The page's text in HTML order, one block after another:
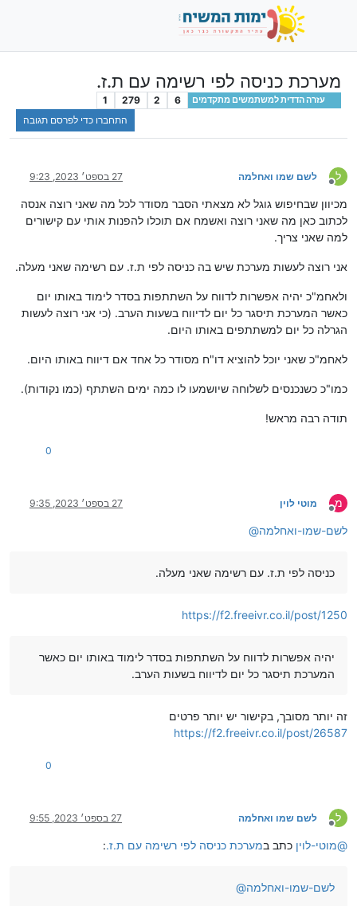
מערכת כניסה לפי רשימה עם ת.ז.
עזרה הדדית למשתמשים מתקדמים 6
2
279
1
התחברו כדי לפרסם תגובה
ל
מנותק
לשם שמו ואחלמה 27 בספט׳ 2023, 9:23
מכיוון שבחיפוש גוגל לא מצאתי הסבר מסודר לכל מה שאני רוצה אנסה
לכתוב כאן מה שאני רוצה ואשמח אם תוכלו להפנות אותי עם קישורים
למה שאני צריך.
אני רוצה לעשות מערכת שיש בה כניסה לפי ת.ז. עם רשימה שאני מעלה.
ולאחמ"כ יהיה אפשרות לדווח על השתתפות בסדר לימוד באותו יום
כאשר המערכת תיסגר כל יום לדיווח בשעות הערב. (כי אני רוצה לעשות
הגרלה כל יום למשתתפים באותו היום.
לאחמ"כ שאני יוכל להוציא דו"ח מסודר כל אחד אם דיווח באותו היום.
כמו"כ כשנכנסים לשלוחה שיושמעו לו כמה ימים השתתף (כמו נקודות).
תודה רבה מראש!
0
מ
מנותק
מוטי לוין 27 בספט׳ 2023, 9:35
@לשם-שמו-ואחלמה
כניסה לפי ת.ז. עם רשימה שאני מעלה.
https://f2.freeivr.co.il/post/1250
יהיה אפשרות לדווח על השתתפות בסדר לימוד באותו יום כאשר
המערכת תיסגר כל יום לדיווח בשעות הערב.
זה יותר מסובך, בקישור יש יותר פרטים
https://f2.freeivr.co.il/post/26587
0
ל
מנותק
לשם שמו ואחלמה 27 בספט׳ 2023, 9:55
@מוטי-לוין כתב במערכת כניסה לפי רשימה עם ת.ז.:
@לשם-שמו-ואחלמה